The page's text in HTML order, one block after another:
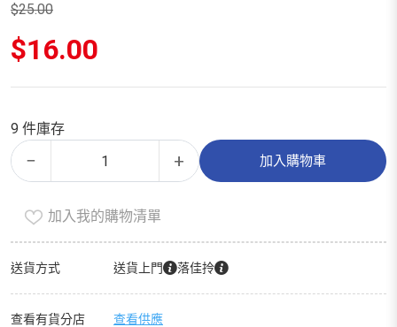
$25.00
原
始
$16.00
格：
$16.00。
9 件庫存
−
精
選
豆
250g
+ 加入購物車
Alternative:
加入我的購物清單
送貨方式 送貨上門 落佳拎
查看有貨分店 查看供應